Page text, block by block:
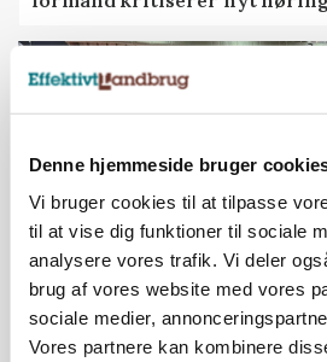
Denne hjemmeside bruger
Vi bruger cookies til at tilpasse
til at vise dig funktioner til sociale
analysere vores trafik. Vi deler
brug af vores website med vores
sociale medier,
Vores partnere kan kombinere